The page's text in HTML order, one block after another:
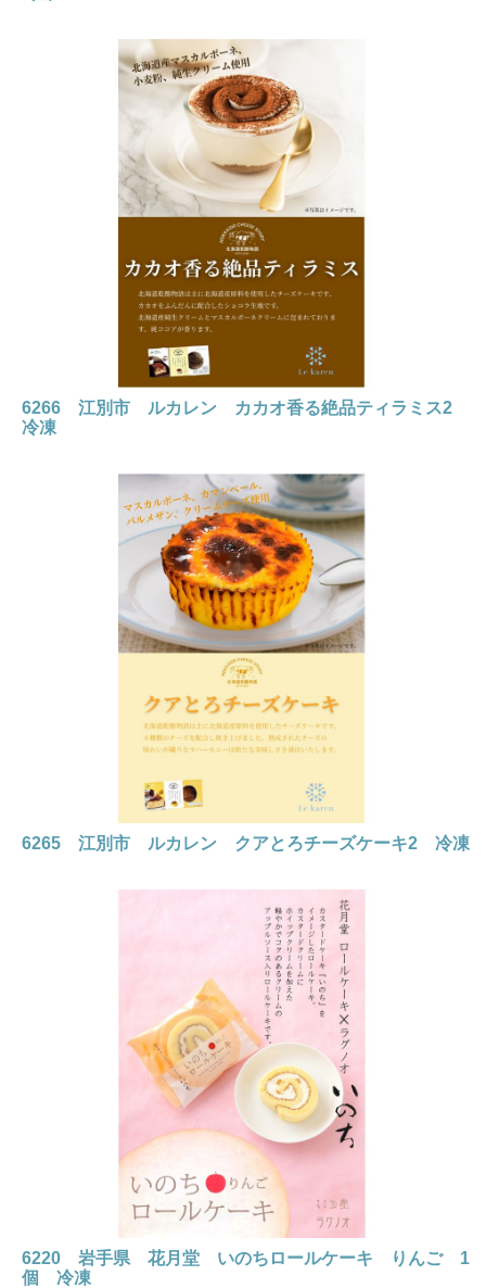
6266 江別市 ルカレン カカオ香る絶品ティラミス2
冷凍
6265 江別市 ルカレン クアとろチーズケーキ2 冷凍
6220 岩手県 花月堂 いのちロールケーキ りんご 1
個 冷凍